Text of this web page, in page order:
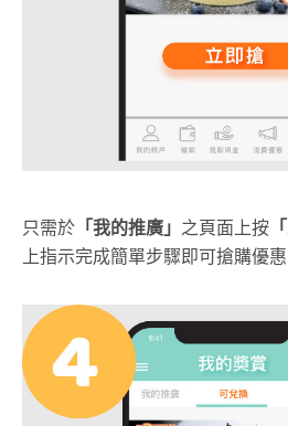
只需於 「我的推廣」 之頁面上按
上指示完成簡單步驟即可搶購優惠